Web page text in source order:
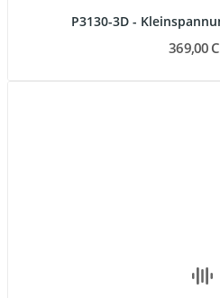
P3130-3D -
369,00